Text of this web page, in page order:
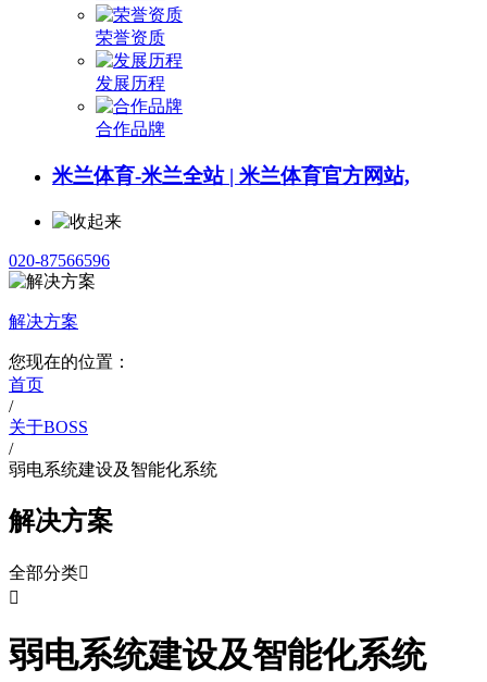
荣誉资质
发展历程
合作品牌
米兰体育-米兰全站 | 米兰体育官方网站,
020-87566596
解决方案
您现在的位置：
首页
/
关于BOSS
/
弱电系统建设及智能化系统
解决方案
全部分类

弱电系统建设及智能化系统